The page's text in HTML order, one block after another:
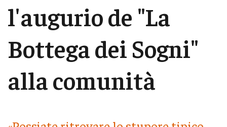
l'augurio de "La
Bottega dei Sogni"
alla comunità